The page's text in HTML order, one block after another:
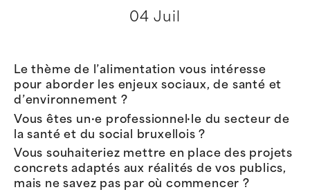
04 Juil
Le thème de l’alimentation vous intéresse
pour aborder les enjeux sociaux, de santé et
d’environnement ?
Vous êtes un·e professionnel·le du secteur de
la santé et du social bruxellois ?
Vous souhaiteriez mettre en place des projets
concrets adaptés aux réalités de vos publics,
mais ne savez pas par où commencer ?